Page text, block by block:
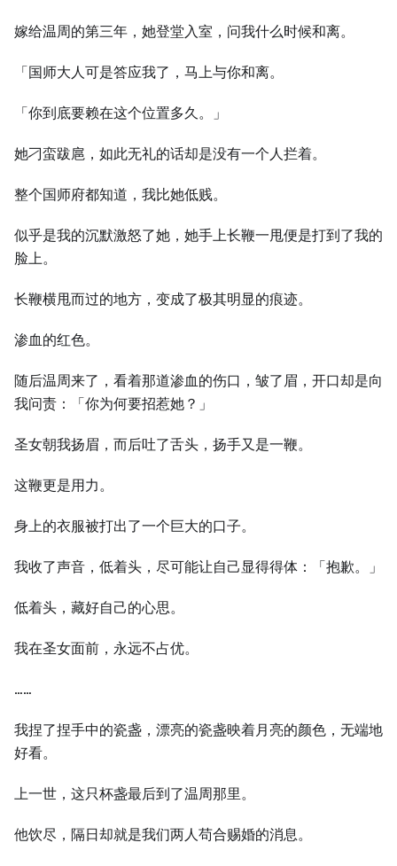
嫁给温周的第三年，她登堂入室，问我什么时候和离。
「国师大人可是答应我了，马上与你和离。
「你到底要赖在这个位置多久。」
她刁蛮跋扈，如此无礼的话却是没有一个人拦着。
整个国师府都知道，我比她低贱。
似乎是我的沉默激怒了她，她手上长鞭一甩便是打到了我的
脸上。
长鞭横甩而过的地方，变成了极其明显的痕迹。
渗血的红色。
随后温周来了，看着那道渗血的伤口，皱了眉，开口却是向
我问责：「你为何要招惹她？」
圣女朝我扬眉，而后吐了舌头，扬手又是一鞭。
这鞭更是用力。
身上的衣服被打出了一个巨大的口子。
我收了声音，低着头，尽可能让自己显得得体：「抱歉。」
低着头，藏好自己的心思。
我在圣女面前，永远不占优。
……
我捏了捏手中的瓷盏，漂亮的瓷盏映着月亮的颜色，无端地
好看。
上一世，这只杯盏最后到了温周那里。
他饮尽，隔日却就是我们两人苟合赐婚的消息。